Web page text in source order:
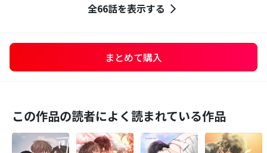
全66話を表示する
まとめて購入
この作品の読者によく読まれている作品